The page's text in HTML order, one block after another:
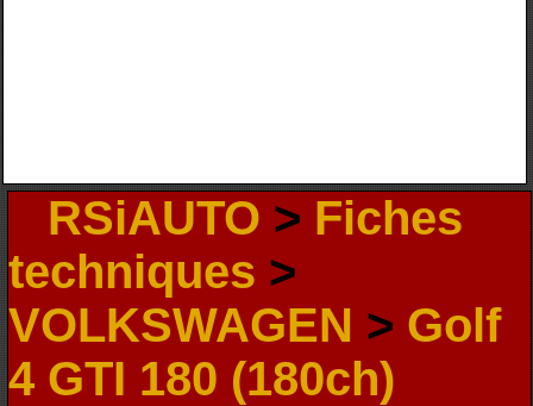
RSiAUTO > Fiches
techniques >
VOLKSWAGEN > Golf
4 GTI 180 (180ch)